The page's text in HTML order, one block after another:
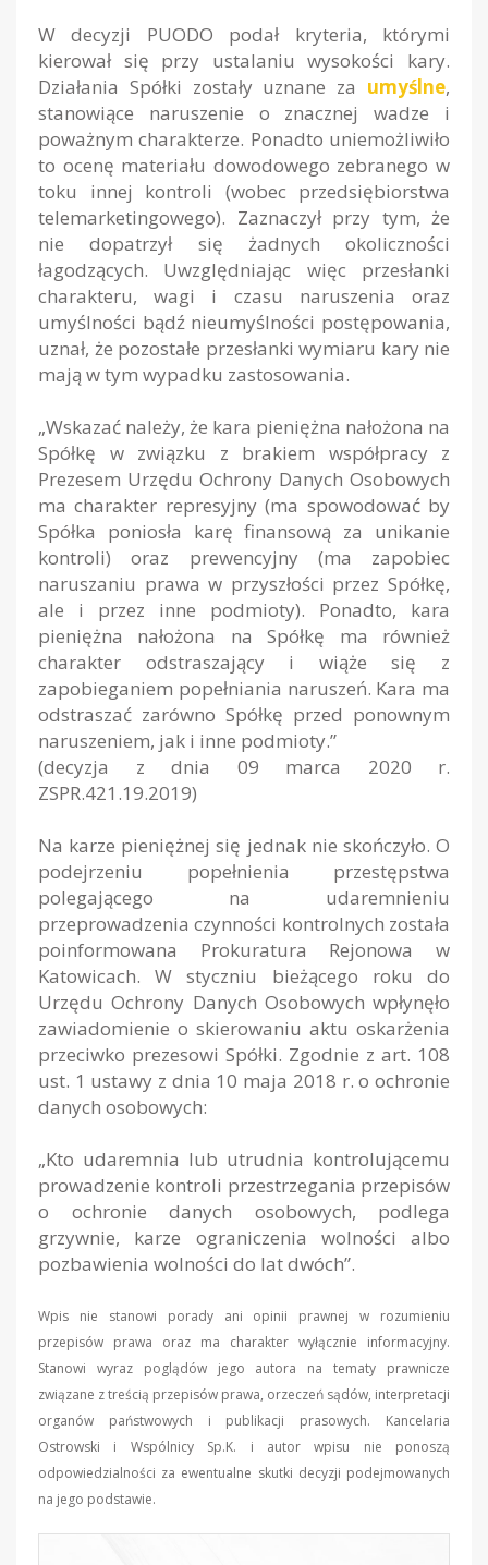
W decyzji PUODO podał kryteria, którymi
kierował się przy ustalaniu wysokości kary.
Działania Spółki zostały uznane za umyślne,
stanowiące naruszenie o znacznej wadze i
poważnym charakterze. Ponadto uniemożliwiło
to ocenę materiału dowodowego zebranego w
toku innej kontroli (wobec przedsiębiorstwa
telemarketingowego). Zaznaczył przy tym, że
nie dopatrzył się żadnych okoliczności
łagodzących. Uwzględniając więc przesłanki
charakteru, wagi i czasu naruszenia oraz
umyślności bądź nieumyślności postępowania,
uznał, że pozostałe przesłanki wymiaru kary nie
mają w tym wypadku zastosowania.
„Wskazać należy, że kara pieniężna nałożona na
Spółkę w związku z brakiem współpracy z
Prezesem Urzędu Ochrony Danych Osobowych
ma charakter represyjny (ma spowodować by
Spółka poniosła karę finansową za unikanie
kontroli) oraz prewencyjny (ma zapobiec
naruszaniu prawa w przyszłości przez Spółkę,
ale i przez inne podmioty). Ponadto, kara
pieniężna nałożona na Spółkę ma również
charakter odstraszający i wiąże się z
zapobieganiem popełniania naruszeń. Kara ma
odstraszać zarówno Spółkę przed ponownym
naruszeniem, jak i inne podmioty.”
(decyzja z dnia 09 marca 2020 r.
ZSPR.421.19.2019)
Na karze pieniężnej się jednak nie skończyło. O
podejrzeniu popełnienia przestępstwa
polegającego na udaremnieniu
przeprowadzenia czynności kontrolnych została
poinformowana Prokuratura Rejonowa w
Katowicach. W styczniu bieżącego roku do
Urzędu Ochrony Danych Osobowych wpłynęło
zawiadomienie o skierowaniu aktu oskarżenia
przeciwko prezesowi Spółki. Zgodnie z art. 108
ust. 1 ustawy z dnia 10 maja 2018 r. o ochronie
danych osobowych:
„Kto udaremnia lub utrudnia kontrolującemu
prowadzenie kontroli przestrzegania przepisów
o ochronie danych osobowych, podlega
grzywnie, karze ograniczenia wolności albo
pozbawienia wolności do lat dwóch”.
Wpis nie stanowi porady ani opinii prawnej w rozumieniu
przepisów prawa oraz ma charakter wyłącznie informacyjny.
Stanowi wyraz poglądów jego autora na tematy prawnicze
związane z treścią przepisów prawa, orzeczeń sądów, interpretacji
organów państwowych i publikacji prasowych. Kancelaria
Ostrowski i Wspólnicy Sp.K. i autor wpisu nie ponoszą
odpowiedzialności za ewentualne skutki decyzji podejmowanych
na jego podstawie.